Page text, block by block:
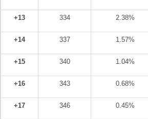
+13 334 2.38%
+14 337 1.57%
+15 340 1.04%
+16 343 0.68%
+17 346 0.45%